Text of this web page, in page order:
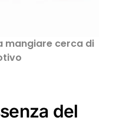
mangiare cerca di
del